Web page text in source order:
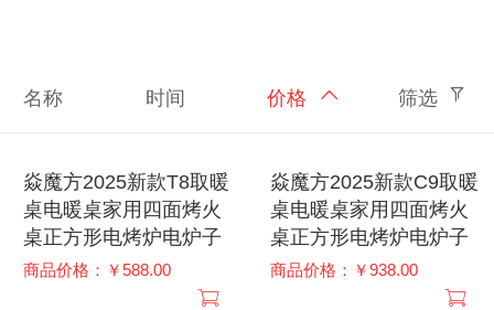
名称 时间 价格 筛选
焱魔方2025新款T8取暖
桌电暖桌家用四面烤火
桌正方形电烤炉电炉子
商品价格：￥588.00
焱魔方2025新款C9取暖
桌电暖桌家用四面烤火
桌正方形电烤炉电炉子
商品价格：￥938.00